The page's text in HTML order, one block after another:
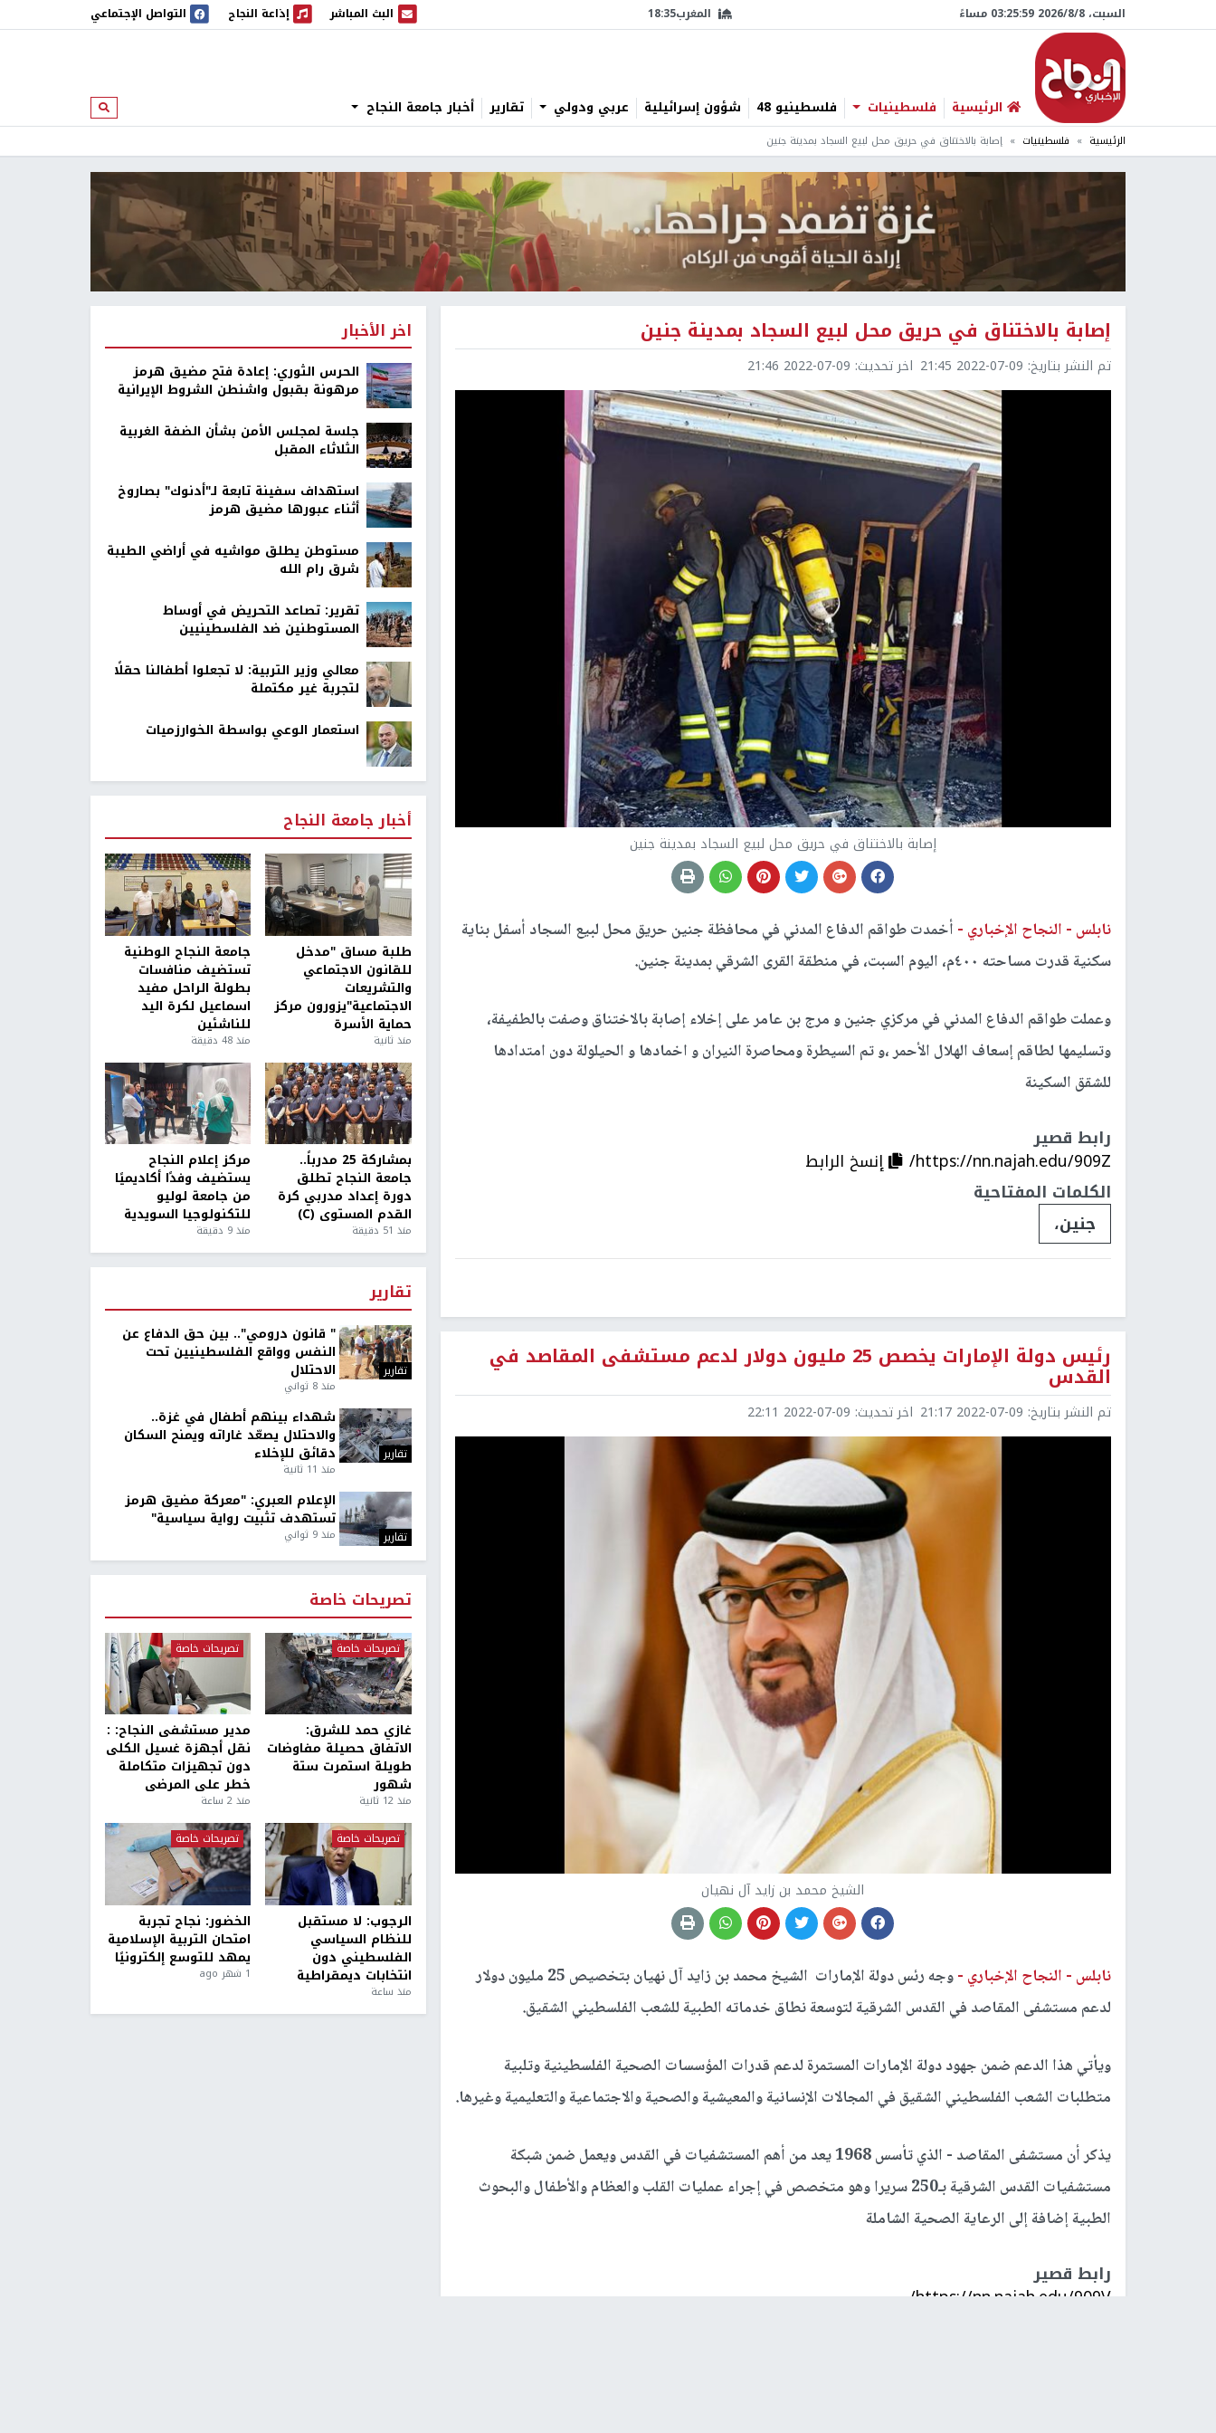
السبت، 8/‏8/‏2026 03:26:00 مساءً المغرب18:35 البث المباشر
البث المباشر إذاعة النجاح
إذاعة النجاح التواصل الإجتماعي
الرئيسية فلسطينيات فلسطينيو 48 شؤون إسرائيلية عربي ودولي تقارير أخبار جامعة النجاح ابحث
الرئيسية فلسطينيات إصابة بالاختناق في حريق محل لبيع السجاد بمدينة جنين
إصابة بالاختناق في حريق محل لبيع السجاد بمدينة جنين
تم النشر بتاريخ: 2022-07-09 21:45 اخر تحديث: 2022-07-09 21:46
إصابة بالاختناق في حريق محل لبيع السجاد بمدينة جنين
نابلس - النجاح الإخباري - أخمدت طواقم الدفاع المدني في محافظة جنين حريق محل لبيع السجاد أسفل بناية
سكنية قدرت مساحته ٤٠٠م، اليوم السبت، في منطقة القرى الشرقي بمدينة جنين.
وعملت طواقم الدفاع المدني في مركزي جنين و مرج بن عامر على إخلاء إصابة بالاختناق وصفت بالطفيفة،
وتسليمها لطاقم إسعاف الهلال الأحمر ،و تم السيطرة ومحاصرة النيران و اخمادها و الحيلولة دون امتدادها
للشقق السكينة
رابط قصير
https://nn.najah.edu/909Z/
إنسخ الرابط
الكلمات المفتاحية
جنين،
رئيس دولة الإمارات يخصص 25 مليون دولار لدعم مستشفى المقاصد في
القدس
تم النشر بتاريخ: 2022-07-09 21:17 اخر تحديث: 2022-07-09 22:11
الشيخ محمد بن زايد آل نهيان
نابلس - النجاح الإخباري -
وجه رئس دولة الإمارات الشيخ محمد بن زايد آل نهيان بتخصيص 25 مليون دولار
لدعم مستشفى المقاصد في القدس الشرقية لتوسعة نطاق خدماته الطبية للشعب الفلسطيني الشقيق.
ويأتي هذا الدعم ضمن جهود دولة الإمارات المستمرة لدعم قدرات المؤسسات الصحية الفلسطينية وتلبية
متطلبات الشعب الفلسطيني الشقيق في المجالات الإنسانية والمعيشية والصحية والاجتماعية والتعليمية وغيرها.
يذكر أن مستشفى المقاصد - الذي تأسس 1968 يعد من أهم المستشفيات في القدس ويعمل ضمن شبكة
مستشفيات القدس الشرقية بـ250 سريرا وهو متخصص في إجراء عمليات القلب والعظام والأطفال والبحوث
الطبية إضافة إلى الرعاية الصحية الشاملة
رابط قصير
https://nn.najah.edu/909V/
اخر الأخبار
الحرس الثوري: إعادة فتح مضيق هرمز
مرهونة بقبول واشنطن الشروط الإيرانية
جلسة لمجلس الأمن بشأن الضفة الغربية
الثلاثاء المقبل
استهداف سفينة تابعة لـ"أدنوك" بصاروخ
أثناء عبورها مضيق هرمز
مستوطن يطلق مواشيه في أراضي الطيبة
شرق رام الله
تقرير: تصاعد التحريض في أوساط
المستوطنين ضد الفلسطينيين
معالي وزير التربية: لا تجعلوا أطفالنا حقلًا
لتجربة غير مكتملة
استعمار الوعي بواسطة الخوارزميات
أخبار جامعة النجاح
طلبة مساق "مدخل
للقانون الاجتماعي
والتشريعات
الاجتماعية"يزورون مركز
حماية الأسرة
منذ ثانية
جامعة النجاح الوطنية
تستضيف منافسات
بطولة الراحل مفيد
اسماعيل لكرة اليد
للناشئين
منذ 48 دقيقة
بمشاركة 25 مدرباً..
جامعة النجاح تطلق
دورة إعداد مدربي كرة
القدم المستوى (C)
منذ 51 دقيقة
مركز إعلام النجاح
يستضيف وفدًا أكاديميًا
من جامعة لوليو
للتكنولوجيا السويدية
منذ 9 دقيقة
تقارير
تقارير
" قانون درومي".. بين حق الدفاع عن
النفس وواقع الفلسطينيين تحت
الاحتلال
منذ 8 ثواني
تقارير
شهداء بينهم أطفال في غزة..
والاحتلال يصعّد غاراته ويمنح السكان
دقائق للإخلاء
منذ 11 ثانية
تقارير
الإعلام العبري: "معركة مضيق هرمز
تستهدف تثبيت رواية سياسية"
منذ 9 ثواني
تصريحات خاصة
تصريحات خاصة
غازي حمد للشرق:
الاتفاق حصيلة مفاوضات
طويلة استمرت ستة
شهور
منذ 12 ثانية
تصريحات خاصة
مدير مستشفى النجاح: :
نقل أجهزة غسيل الكلى
دون تجهيزات متكاملة
خطر على المرضى
منذ 2 ساعة
تصريحات خاصة
الرجوب: لا مستقبل
للنظام السياسي
الفلسطيني دون
انتخابات ديمقراطية
منذ ساعة
تصريحات خاصة
الخضور: نجاح تجربة
امتحان التربية الإسلامية
يمهد للتوسع إلكترونيًا
1 شهر ago